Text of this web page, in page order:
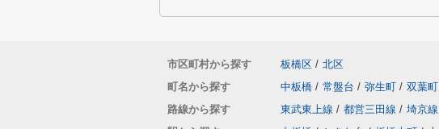
市区町村から探す 板橋区 / 北区
町名から探す
中板橋 / 常盤台 / 弥生町 / 双葉町
路線から探す
東武東上線 / 都営三田線 / 埼京線